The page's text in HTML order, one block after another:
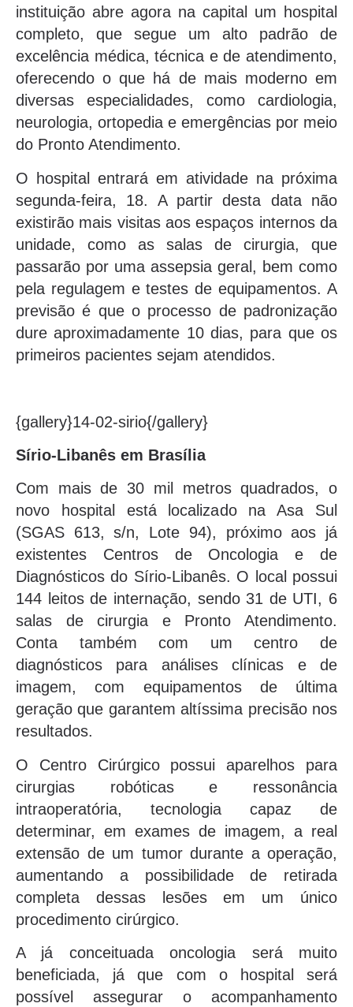
instituição abre agora na capital um hospital
completo, que segue um alto padrão de
excelência médica, técnica e de atendimento,
oferecendo o que há de mais moderno em
diversas especialidades, como cardiologia,
neurologia, ortopedia e emergências por meio
do Pronto Atendimento.
O hospital entrará em atividade na próxima
segunda-feira, 18. A partir desta data não
existirão mais visitas aos espaços internos da
unidade, como as salas de cirurgia, que
passarão por uma assepsia geral, bem como
pela regulagem e testes de equipamentos. A
previsão é que o processo de padronização
dure aproximadamente 10 dias, para que os
primeiros pacientes sejam atendidos.
{gallery}14-02-sirio{/gallery}
Sírio-Libanês em Brasília
Com mais de 30 mil metros quadrados, o
novo hospital está localizado na Asa Sul
(SGAS 613, s/n, Lote 94), próximo aos já
existentes Centros de Oncologia e de
Diagnósticos do Sírio-Libanês. O local possui
144 leitos de internação, sendo 31 de UTI, 6
salas de cirurgia e Pronto Atendimento.
Conta também com um centro de
diagnósticos para análises clínicas e de
imagem, com equipamentos de última
geração que garantem altíssima precisão nos
resultados.
O Centro Cirúrgico possui aparelhos para
cirurgias robóticas e ressonância
intraoperatória, tecnologia capaz de
determinar, em exames de imagem, a real
extensão de um tumor durante a operação,
aumentando a possibilidade de retirada
completa dessas lesões em um único
procedimento cirúrgico.
A já conceituada oncologia será muito
beneficiada, já que com o hospital será
possível assegurar o acompanhamento